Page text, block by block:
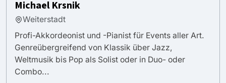
Michael Krsnik
Weiterstadt
Profi-Akkordeonist und -Pianist für Events aller Art.
Genreübergreifend von Klassik über Jazz,
Weltmusik bis Pop als Solist oder in Duo- oder
Combo...